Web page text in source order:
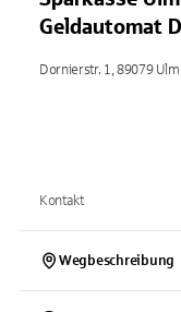
Geldautomat
Dornierstr. 1, 89079 Ulm
Kontakt
Wegbeschreibung